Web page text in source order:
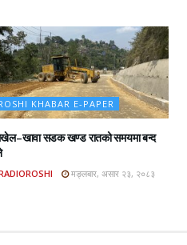
KHABAR E-PAPER
सडक खण्ड रातको समयमा बन्द
मङ्लबार, असार २३, २०८३